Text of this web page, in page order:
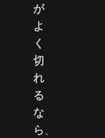
が
よ
く
切
れ
る
な
ら